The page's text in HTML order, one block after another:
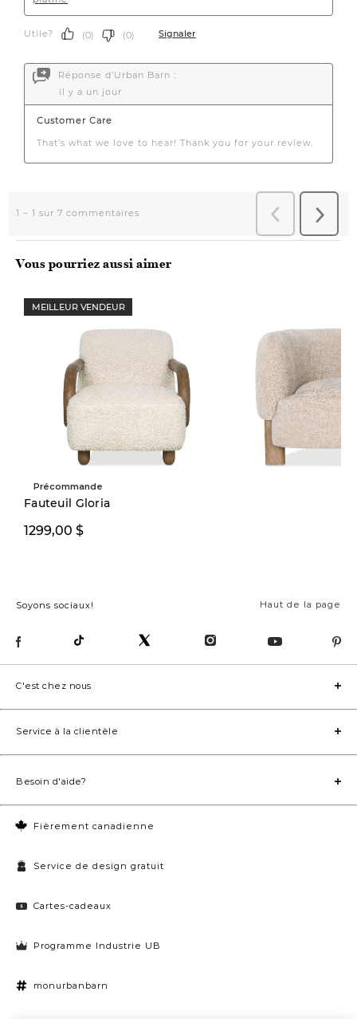
Vous pourriez aussi aimer
MEILLEUR VENDEUR
Précommande
Fauteuil Gloria
1299,00 $
Haut de la page
Soyons sociaux!
Fièrement canadienne
Service de design gratuit
Cartes-cadeaux
Programme Industrie UB
monurbanbarn
C'est chez nous
Service à la clientèle
Besoin d'aide?